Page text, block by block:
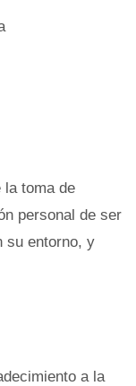
toma de
personal de ser
su entorno, y
a la